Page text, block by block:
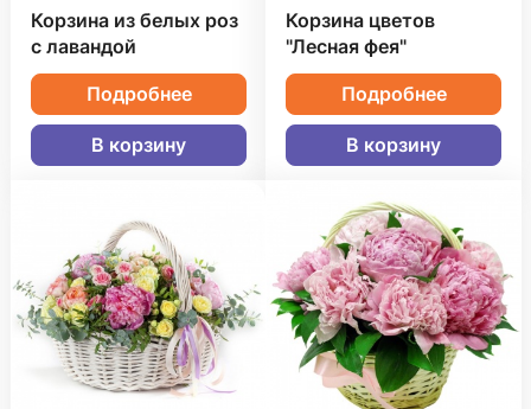
Корзина из белых роз
с лавандой
Подробнее
В корзину
Корзина цветов
"Лесная фея"
Подробнее
В корзину